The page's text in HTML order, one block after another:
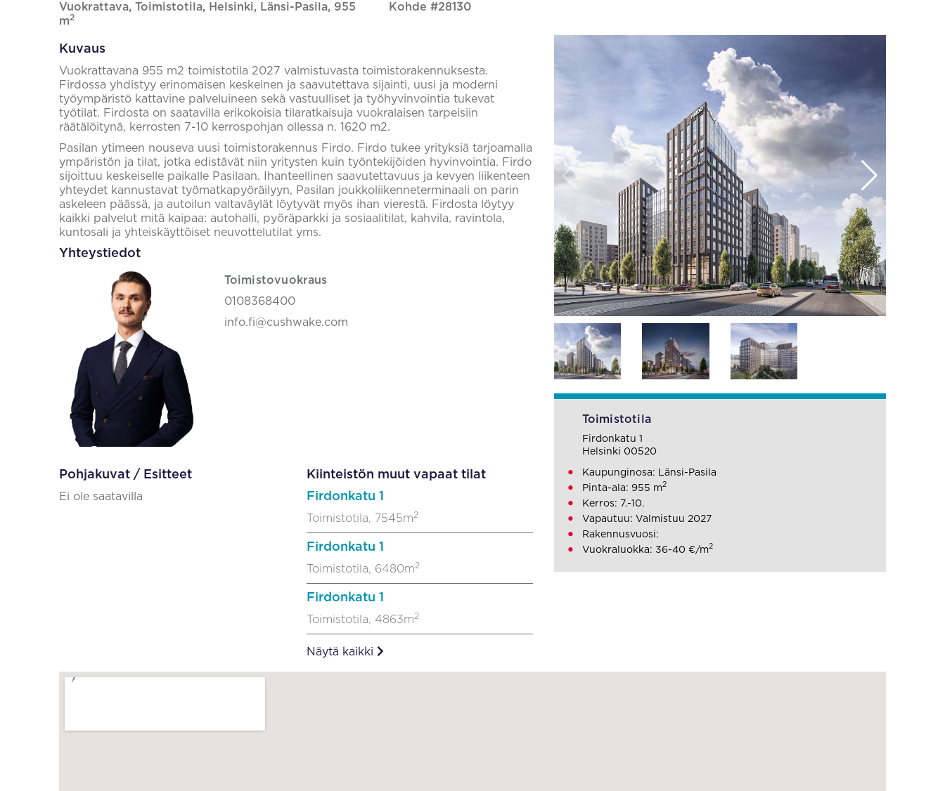
Vuokrattava, Toimistotila, Helsinki, Länsi-Pasila, 955
m2
Kohde #28130
Kuvaus
Vuokrattavana 955 m2 toimistotila 2027 valmistuvasta toimistorakennuksesta.
Firdossa yhdistyy erinomaisen keskeinen ja saavutettava sijainti, uusi ja moderni
työympäristö kattavine palveluineen sekä vastuulliset ja työhyvinvointia tukevat
työtilat. Firdosta on saatavilla erikokoisia tilaratkaisuja vuokralaisen tarpeisiin
räätälöitynä, kerrosten 7-10 kerrospohjan ollessa n. 1620 m2.
Pasilan ytimeen nouseva uusi toimistorakennus Firdo. Firdo tukee yrityksiä tarjoamalla
ympäristön ja tilat, jotka edistävät niin yritysten kuin työntekijöiden hyvinvointia. Firdo
sijoittuu keskeiselle paikalle Pasilaan. Ihanteellinen saavutettavuus ja kevyen liikenteen
yhteydet kannustavat työmatkapyöräilyyn, Pasilan joukkoliikenneterminaali on parin
askeleen päässä, ja autoilun valtaväylät löytyvät myös ihan vierestä. Firdosta löytyy
kaikki palvelut mitä kaipaa: autohalli, pyöräparkki ja sosiaalitilat, kahvila, ravintola,
kuntosali ja yhteiskäyttöiset neuvottelutilat yms.
Yhteystiedot
Toimistovuokraus
0108368400
info.fi@cushwake.com
Pohjakuvat / Esitteet
Ei ole saatavilla
Kiinteistön muut vapaat tilat
Firdonkatu 1
Toimistotila, 7545m2
Firdonkatu 1
Toimistotila, 6480m2
Firdonkatu 1
Toimistotila, 4863m2
Näytä kaikki
Toimistotila
Firdonkatu 1
Helsinki 00520
Kaupunginosa: Länsi-Pasila
Pinta-ala: 955 m2
Kerros: 7.-10.
Vapautuu: Valmistuu 2027
Rakennusvuosi:
Vuokraluokka: 36-40 €/m2